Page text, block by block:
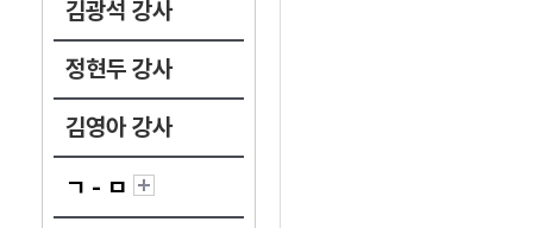
김광석 강사
정현두 강사
김영아 강사
ㄱ - ㅁ